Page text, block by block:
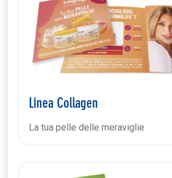
Linea Collagen
La tua pelle delle meraviglie